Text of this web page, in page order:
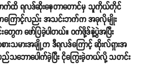
ာက်ထိ ရလဒ်ဆိုးနေတာတောင်မှ သူကိုယ်တိုင်
ကြောင့်လည်း အသင်းဘက်က အခုလိုမျိုး
ဖော်ပြခဲ့ပါတယ်။ ဝက်ဖို့ဒ်နဲ့ပွဲအပြီး
သမားအချို့က ဒီရလဒ်ကြောင့် ဆိုးလ်ရှားအ
ဘောပေါက်ခဲ့ပြီး ငိုကြွေးခဲ့တယ်လို့ သတင်း